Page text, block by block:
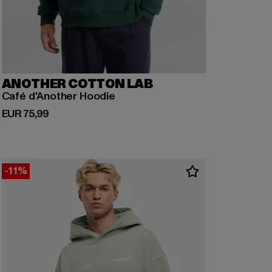
ANOTHER COTTON LAB
Café d'Another Hoodie
EUR 75,99
Derzeitiger Preis: EUR 75,99
-11%